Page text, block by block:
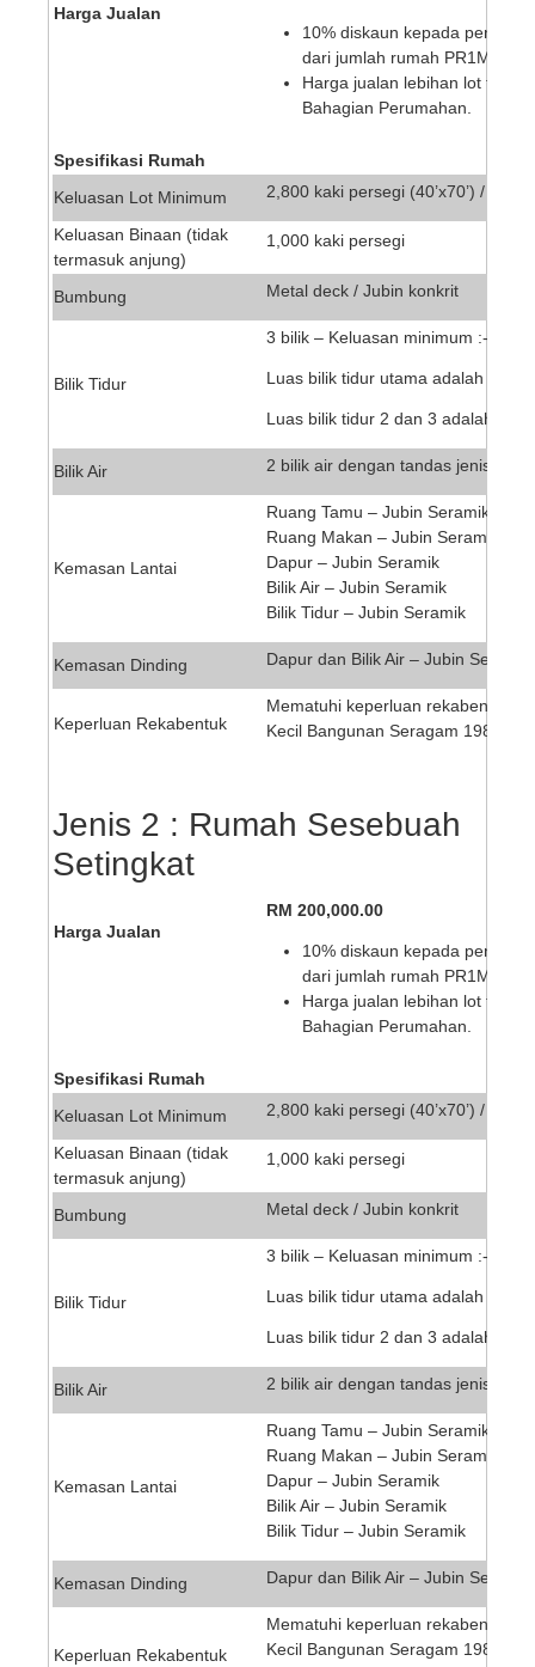
Harga Jualan
10% diskaun kepada
dari jumlah rumah PR1MA
Harga jualan lebihan lot tepi
Bahagian Perumahan.
Spesifikasi Rumah
Keluasan Lot Minimum
2,800 kaki persegi (40’x70’) / (35’ x
Keluasan Binaan (tidak
termasuk anjung)
1,000 kaki persegi
Bumbung Metal deck / Jubin konkrit
Bilik Tidur
3 bilik – Keluasan minimum :-
Luas bilik tidur utama adalah
Luas bilik tidur 2 dan 3 adalah
Bilik Air 2 bilik air dengan tandas jenis
Kemasan Lantai
Ruang Tamu – Jubin Seramik
Ruang Makan – Jubin Seramik
Dapur – Jubin Seramik
Bilik Air – Jubin Seramik
Bilik Tidur – Jubin Seramik
Kemasan Dinding Dapur dan Bilik Air – Jubin
Keperluan Rekabentuk
Mematuhi keperluan rekabentuk
Kecil Bangunan Seragam 1984 ;
Jenis 2 : Rumah Sesebuah
Setingkat
Harga Jualan
RM 200,000.00
10% diskaun kepada
dari jumlah rumah PR1MA
Harga jualan lebihan lot tepi
Bahagian Perumahan.
Spesifikasi Rumah
Keluasan Lot Minimum
2,800 kaki persegi (40’x70’) / (35’ x
Keluasan Binaan (tidak
termasuk anjung)
1,000 kaki persegi
Bumbung Metal deck / Jubin konkrit
Bilik Tidur
3 bilik – Keluasan minimum :-
Luas bilik tidur utama adalah
Luas bilik tidur 2 dan 3 adalah
Bilik Air 2 bilik air dengan tandas jenis
Kemasan Lantai
Ruang Tamu – Jubin Seramik
Ruang Makan – Jubin Seramik
Dapur – Jubin Seramik
Bilik Air – Jubin Seramik
Bilik Tidur – Jubin Seramik
Kemasan Dinding Dapur dan Bilik Air – Jubin
Keperluan Rekabentuk
Mematuhi keperluan rekabentuk
Kecil Bangunan Seragam 1984 ;